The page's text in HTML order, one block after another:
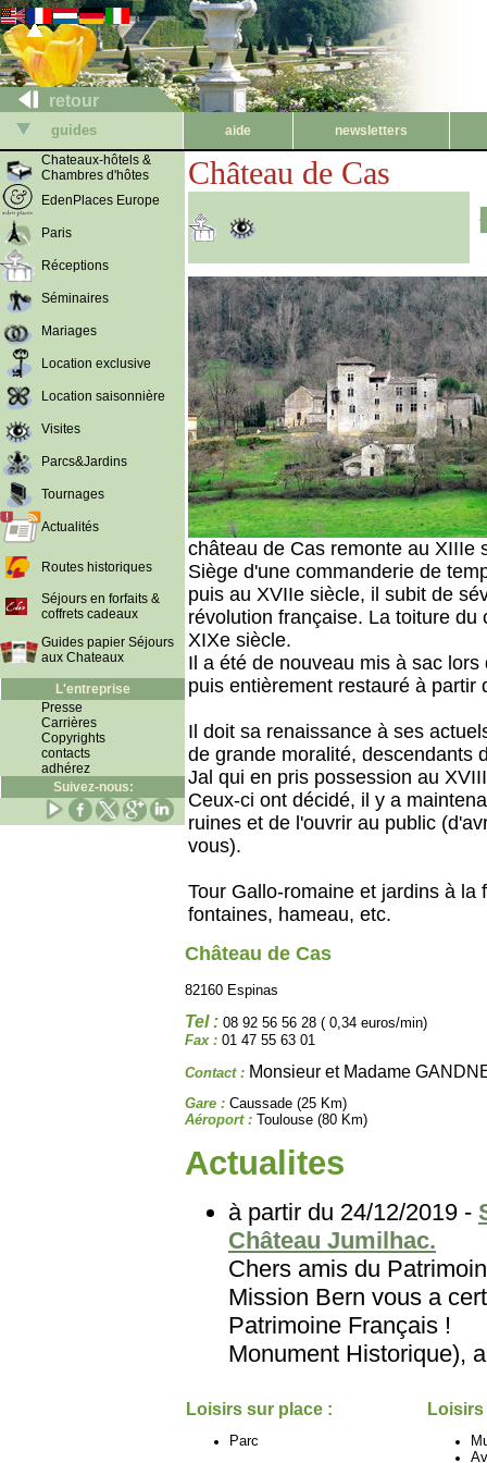
retour
guides aide
newsletters
Chateaux-hôtels &
Chambres d'hôtes
EdenPlaces Europe
Paris
Réceptions
Séminaires
Mariages
Location exclusive
Location saisonnière
Visites
Parcs&Jardins
Tournages
Actualités
Routes historiques
Séjours en forfaits &
coffrets cadeaux
Guides papier Séjours
aux Chateaux
L'entreprise
Presse
Carrières
Copyrights
contacts
adhérez
Suivez-nous:
Château de Cas
château de Cas remonte au XIIIe
Siège d'une commanderie de
puis au XVIIe siècle, il subit de
révolution française. La toiture
XIXe siècle.
Il a été de nouveau mis à sac
puis entièrement restauré à partir
Il doit sa renaissance à ses
de grande moralité, descendants
Jal qui en pris possession au
Ceux-ci ont décidé, il y a
ruines et de l'ouvrir au public
vous).
Tour Gallo-romaine et jardins à la
fontaines, hameau, etc.
Château de Cas
82160 Espinas
Tel : 08 92 56 56 28 ( 0,34 euros/min)
Fax : 01 47 55 63 01
Contact : Monsieur et Madame
Gare : Caussade (25 Km)
Aéroport : Toulouse (80 Km)
Actualites
à partir du 24/12/2019 -
Château Jumilhac.
Chers amis du
Mission Bern vous a
Patrimoine
Monument Historique),
Loisirs sur place :
Parc